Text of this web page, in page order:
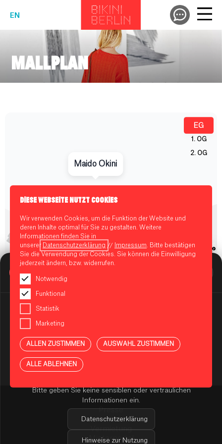
EN
BIKINI BERLIN Assistent
Online
HINWEIS ZUR NUTZUNG DES KI-ASSISTENTEN
Sie nutzen einen KI-gestützten Assistenten zur
Beantwortung Ihrer Fragen rund um das BIKINI BERLIN.
Die Antworten werden automatisiert erzeugt und
Bitte geben Sie keine sensiblen oder vertraulichen
Informationen ein.
Datenschutzerklärung
Hinweise zur Nutzung
DIESE WEBSEITE NUTZT COOKIES
Wir verwenden Cookies, um die Funktion der Website und
deren Inhalte optimal für Sie zu gestalten. Weitere
Informationen finden Sie in
unserer
Datenschutzerklärung // Impressum . Bitte bestätigen
Sie die Verwendung der Cookies. Sie können die Einwilligung
jederzeit ändern, bzw. widerrufen.
Notwendig
Funktional
Statistik
Marketing
ALLEN ZUSTIMMEN AUSWAHL ZUSTIMMEN
ALLE ABLEHNEN
MALLPLAN
Presse
Kontakt
Vermietung
Mieterportal